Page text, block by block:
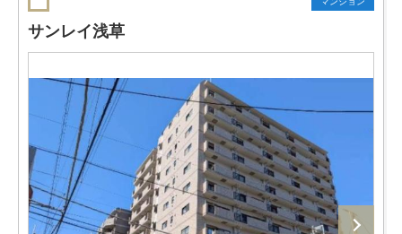
サンレイ浅草